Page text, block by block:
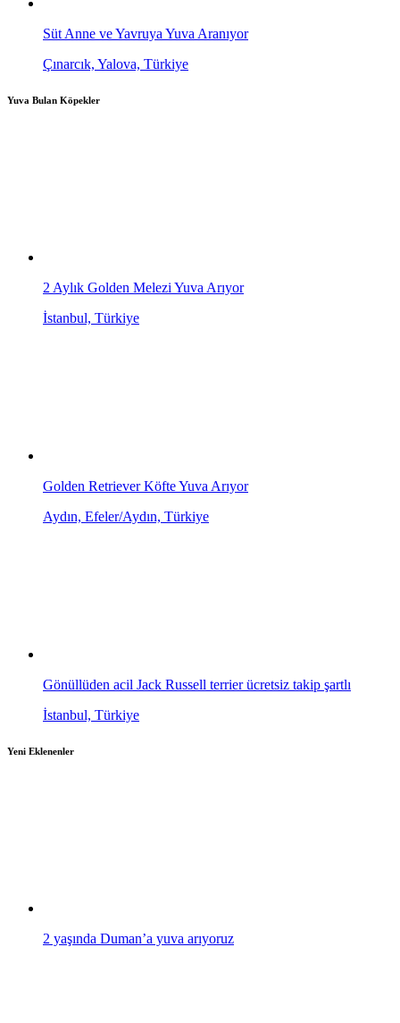
Süt Anne ve Yavruya Yuva Aranıyor
Çınarcık, Yalova, Türkiye
Yuva Bulan Köpekler
2 Aylık Golden Melezi Yuva Arıyor
İstanbul, Türkiye
Golden Retriever Köfte Yuva Arıyor
Aydın, Efeler/Aydın, Türkiye
Gönüllüden acil Jack Russell terrier ücretsiz takip şartlı
İstanbul, Türkiye
Yeni Eklenenler
2 yaşında Duman’a yuva arıyoruz